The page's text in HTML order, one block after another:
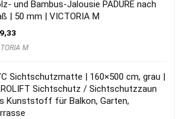
und Bambus-Jalousie PADURE nach
| 50 mm | VICTORIA M
M
Sichtschutzmatte | 160×500 cm, grau |
Sichtschutz / Sichtschutzzaun
Kunststoff für Balkon, Garten,